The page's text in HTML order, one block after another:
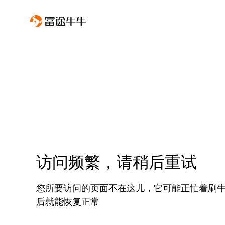
访问频繁，请稍后重试
您所要访问的页面不在这儿，它可能正忙着刷
后就能恢复正常